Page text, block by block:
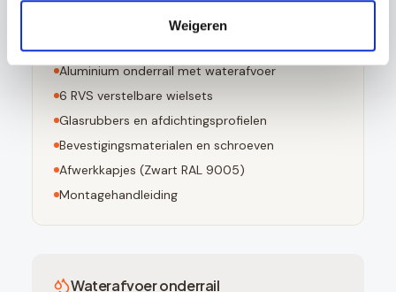
Weigeren
stuks 10mm geharde glaspanelen
Aluminium bovenrail (Zwart RAL 9005)
Aluminium onderrail met waterafvoer
6 RVS verstelbare wielsets
Glasrubbers en afdichtingsprofielen
Bevestigingsmaterialen en schroeven
Afwerkkapjes (Zwart RAL 9005)
Montagehandleiding
Waterafvoer onderrail